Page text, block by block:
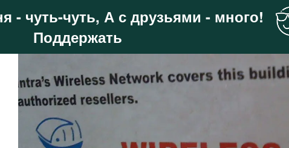
- чуть-чуть, А с друзьями - много!
Поддержать